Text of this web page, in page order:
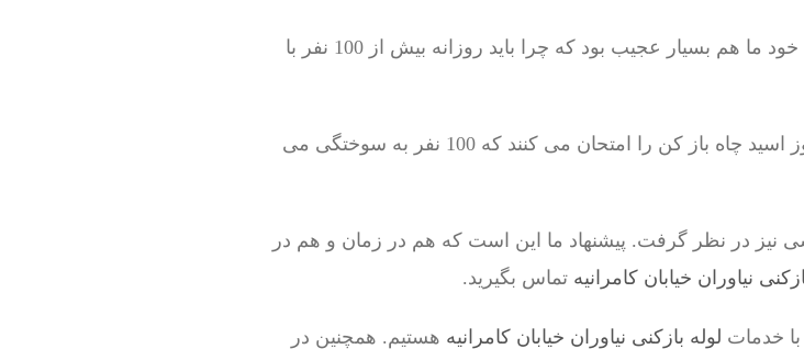
وقتی آمارهای بازدید سایت را چک می کردیم ، برای خود ما هم بسیار عجیب بود که چرا باید روزانه بیش از 100 نفر با
این نشان دهنده این است که حداقل 1000 نفر در روز اسید چاه باز کن را امتحان می کنند که 100 نفر به سوختگی می
نیز در نظر گرفت. پیشنهاد ما این است که هم در زمان و هم در
نیاوران خیابان کامرانیه تماس بگیرید.
خدمات لوله بازکنی نیاوران خیابان کامرانیه هستیم. همچنین در